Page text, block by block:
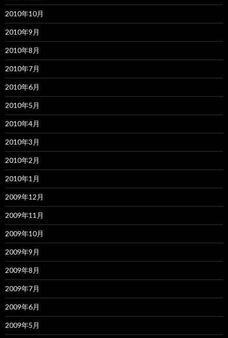
2010年10月
2010年9月
2010年8月
2010年7月
2010年6月
2010年5月
2010年4月
2010年3月
2010年2月
2010年1月
2009年12月
2009年11月
2009年10月
2009年9月
2009年8月
2009年7月
2009年6月
2009年5月